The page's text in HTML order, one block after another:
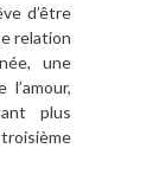
d’être
relation
une
plus